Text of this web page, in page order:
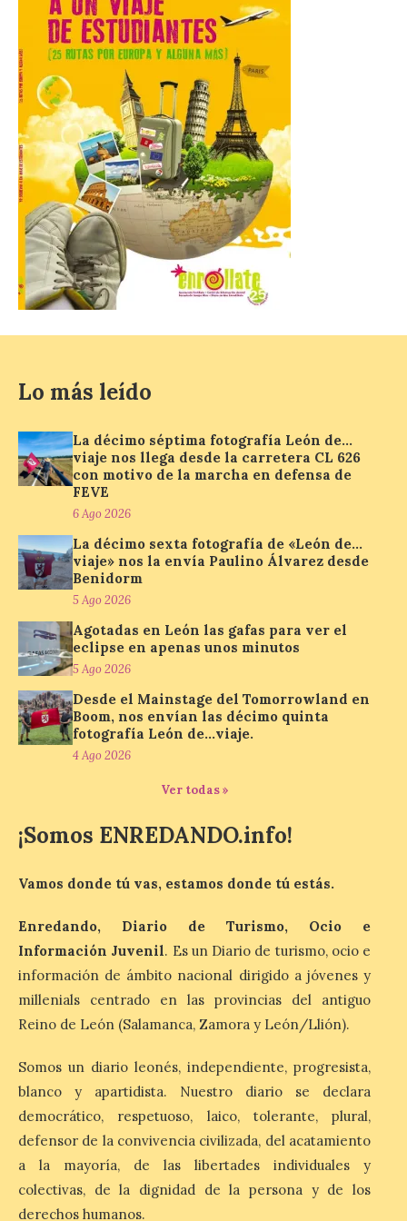
organización urbana y la
vida cotidiana del poblado
y contará con la participación de
estudiantes del grado en Historia. La
excavación se complementará con
actividades de divulgación abiertas […]
El Mercado Medieval abre
sus puertas en La Bañeza
con más de 60 puestos y
un amplio programa de
animación.
6 Ago 2026
Bañeza inauguró en la tarde de este
hasta el próximo 6 […]
Un viaje a la Antigüedad:
propone un recorrido por
obras de su Colección de
inspiración clásica
Al hilo del estreno de La
Nolan. La pieza de vídeo
reúne una selección de
obras relacionadas con la
Antigüedad clásica, la mitología y los
viajes, que se suceden al ritmo de un
fuentes de La Granja ante
6 Ago 2026
Esta medida afecta a los
espectáculos nocturnos
de la Fuente Baños de
así como al encendido extraordinario del
día 25. La reserva de agua en el estanque
«El Mar», […]
El Descenso Internacional
del Sella arranca con el
homenaje a los campeones
Lo más leído
La décimo séptima fotografía León de…
viaje nos llega desde la carretera CL 626
con motivo de la marcha en defensa de
FEVE
6 Ago 2026
La décimo sexta fotografía de «León de…
viaje» nos la envía Paulino Álvarez desde
Benidorm
5 Ago 2026
Agotadas en León las gafas para ver el
eclipse en apenas unos minutos
5 Ago 2026
Desde el Mainstage del Tomorrowland en
Boom, nos envían las décimo quinta
fotografía León de…viaje.
4 Ago 2026
Ver todas »
¡Somos ENREDANDO.info!
Vamos donde tú vas, estamos donde tú estás.
Enredando, Diario de Turismo, Ocio e
Información Juvenil. Es un Diario de turismo, ocio e
información de ámbito nacional dirigido a jóvenes y
millenials centrado en las provincias del antiguo
Reino de León (Salamanca, Zamora y León/Llión).
Somos un diario leonés, independiente, progresista,
blanco y apartidista. Nuestro diario se declara
democrático, respetuoso, laico, tolerante, plural,
defensor de la convivencia civilizada, del acatamiento
a la mayoría, de las libertades individuales y
colectivas, de la dignidad de la persona y de los
derechos humanos.